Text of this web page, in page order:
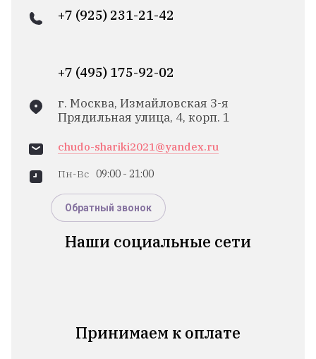
+7 (925) 231-21-42
+7 (495) 175-92-02
г. Москва, Измайловская 3-я
Прядильная улица, 4, корп. 1
chudo-shariki2021@yandex.ru
Пн-Вс 09:00 - 21:00
Обратный звонок
Наши социальные сети
Принимаем к оплате